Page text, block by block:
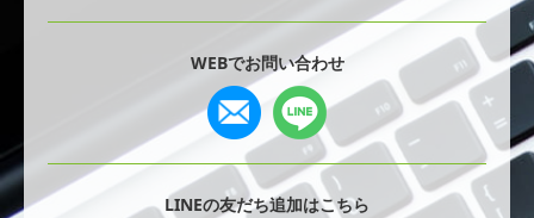
WEBでお問い合わせ
LINEの友だち追加はこちら